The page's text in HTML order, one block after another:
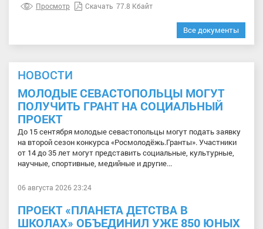
Просмотр Скачать 77.8 Кбайт
Все документы
НОВОСТИ
МОЛОДЫЕ СЕВАСТОПОЛЬЦЫ МОГУТ
ПОЛУЧИТЬ ГРАНТ НА СОЦИАЛЬНЫЙ
ПРОЕКТ
До 15 сентября молодые севастопольцы могут подать заявку
на второй сезон конкурса «Росмолодёжь.Гранты». Участники
от 14 до 35 лет могут представить социальные, культурные,
научные, спортивные, медийные и другие...
06 августа 2026 23:24
ПРОЕКТ «ПЛАНЕТА ДЕТСТВА В
ШКОЛАХ» ОБЪЕДИНИЛ УЖЕ 850 ЮНЫХ